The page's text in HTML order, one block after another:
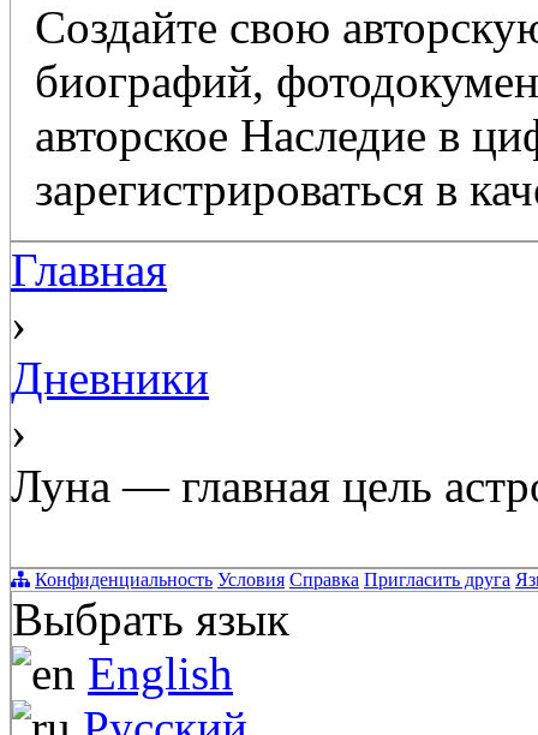
Создайте свою
биографий,
авторское Наследие в
зарегистрироваться в
Главная
›
Дневники
›
Луна — главная цель
Конфиденциальность Условия Справка Пригласить друга
Выбрать язык
English